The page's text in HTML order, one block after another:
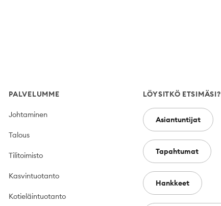
PALVELUMME
Johtaminen
Talous
Tilitoimisto
Kasvintuotanto
Kotieläintuotanto
LÖYSITKÖ ETSIMÄSI?
Asiantuntijat
Tapahtumat
Hankkeet